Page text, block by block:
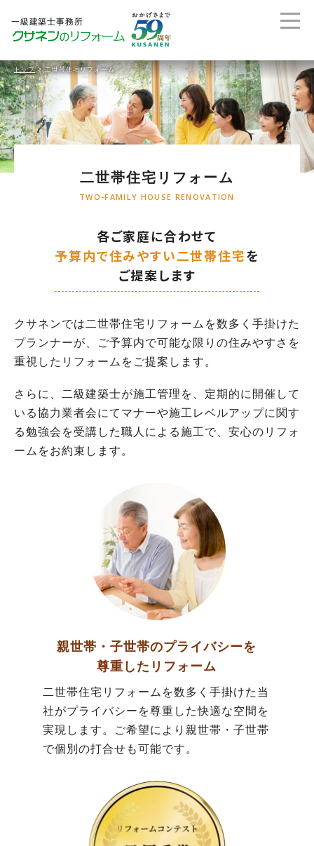
トップ>二世帯住宅リフォーム
二世帯住宅リフォーム
TWO-FAMILY HOUSE RENOVATION
各ご家庭に合わせて
予算内で住みやすい二世帯住宅を
ご提案します
クサネンでは二世帯住宅リフォームを数多く手掛けた
プランナーが、ご予算内で可能な限りの住みやすさを
重視したリフォームをご提案します。
さらに、二級建築士が施工管理を、定期的に開催して
いる協力業者会にてマナーや施工レベルアップに関す
る勉強会を受講した職人による施工で、安心のリフォ
ームをお約束します。
親世帯・子世帯のプライバシーを
尊重したリフォーム
二世帯住宅リフォームを数多く手掛けた当
社がプライバシーを尊重した快適な空間を
実現します。ご希望により親世帯・子世帯
で個別の打合せも可能です。